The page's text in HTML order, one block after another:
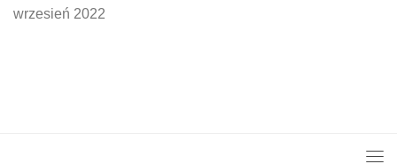
wrzesień 2022